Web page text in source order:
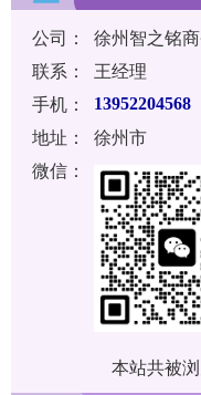
公司：
徐州智之铭
联系：
王经理
手机：
13952204568
地址：
徐州市
微信：
本站共被